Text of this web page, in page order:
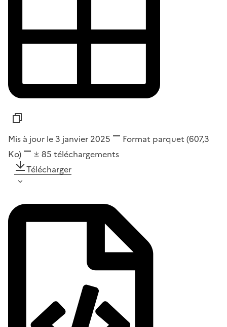
Mis à jour le 3 janvier 2025 Format parquet (607,3
Ko)
85 téléchargements
Télécharger